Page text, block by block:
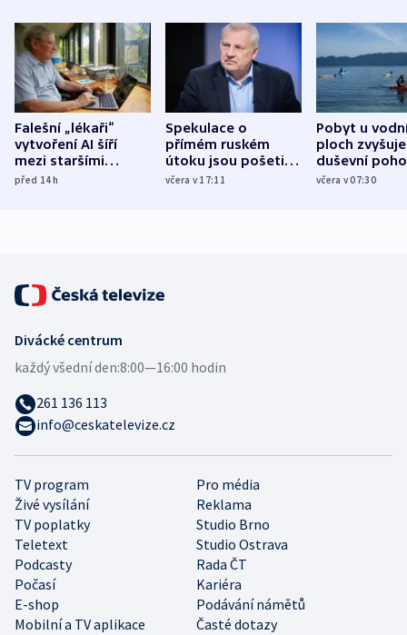
Falešní „lékaři“
vytvoření AI šíří
mezi staršími
Poláky nebezpečné
před 14h
Spekulace o
přímém ruském
útoku jsou pošetilé,
míní estonský
včera v 17:11
Pobyt u
ploch zvyšuje
duševní
ukázala
včera v 07:30
TV program
Pro média
Živé vysílání
Reklama
TV poplatky
Studio Brno
Teletext
Studio Ostrava
Podcasty
Rada ČT
Počasí
Kariéra
E-shop
Podávání námětů
Mobilní a TV aplikace
Časté dotazy
Divácké centrum
každý všední den:8:00—16:00 hodin
261 136 113
info@ceskatelevize.cz